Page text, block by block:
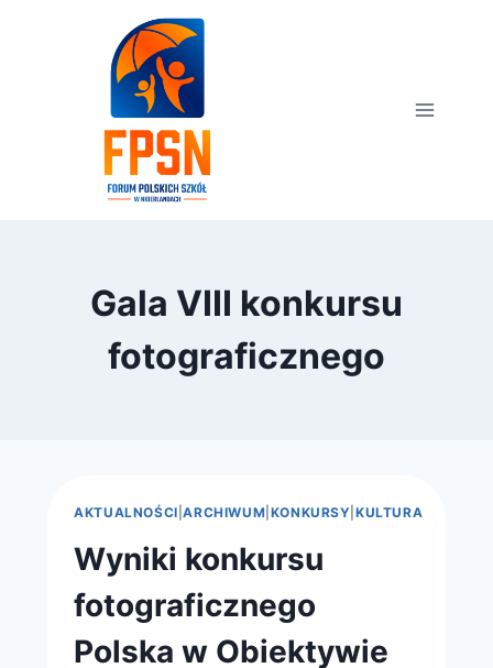
Gala VIII konkursu
fotograficznego
AKTUALNOŚCI |ARCHIWUM KONKURSY |KULTURA
Wyniki konkursu
fotograficznego
Polska w Obiektywie